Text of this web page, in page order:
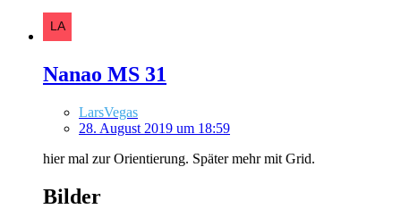
Nanao MS 31
LarsVegas
28. August 2019 um 18:59
hier mal zur Orientierung. Später mehr mit Grid.
Bilder